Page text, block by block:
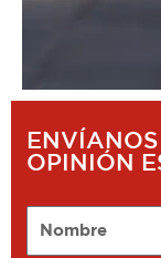
OPINIÓN